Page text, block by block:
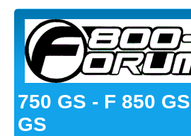
750 GS - F 850
GS